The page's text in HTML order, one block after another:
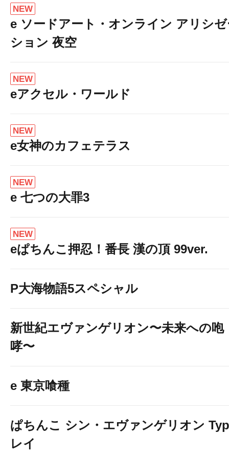
NEW
e ソードアート・オンライン アリシ
ション 夜空
NEW
eアクセル・ワールド
NEW
e女神のカフェテラス
NEW
e 七つの大罪3
NEW
eぱちんこ押忍！番長 漢の頂 99ver.
P大海物語5スペシャル
新世紀エヴァンゲリオン〜未来への咆
哮〜
e 東京喰種
ぱちんこ シン・エヴァンゲリオン
レイ